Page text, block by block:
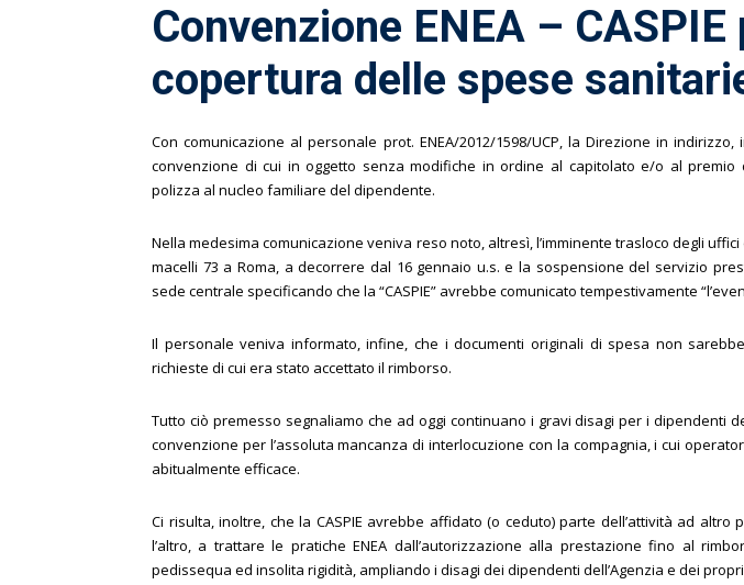
Convenzione ENEA – CASPIE
copertura delle spese
Con comunicazione al personale prot. ENEA/2012/1598/UCP, la Direzione in
convenzione di cui in oggetto senza modifiche in ordine al capitolato e/o al premio
polizza al nucleo familiare del dipendente.
Nella medesima comunicazione veniva reso noto, altresì, l’imminente trasloco degli
macelli 73 a Roma, a decorrere dal 16 gennaio u.s. e la sospensione del servizio
sede centrale specificando che la “CASPIE” avrebbe comunicato tempestivamente
Il personale veniva informato, infine, che i documenti originali di spesa non
richieste di cui era stato accettato il rimborso.
Tutto ciò premesso segnaliamo che ad oggi continuano i gravi disagi per i dipendenti
convenzione per l’assoluta mancanza di interlocuzione con la compagnia, i cui
abitualmente efficace.
Ci risulta, inoltre, che la CASPIE avrebbe affidato (o ceduto) parte dell’attività ad
l’altro, a trattare le pratiche ENEA dall’autorizzazione alla prestazione fino al
pedissequa ed insolita rigidità, ampliando i disagi dei dipendenti dell’Agenzia e dei